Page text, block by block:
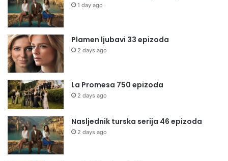
1 day ago
Plamen ljubavi 33 epizoda
2 days ago
La Promesa 750 epizoda
2 days ago
Nasljednik turska serija 46 epizoda
2 days ago